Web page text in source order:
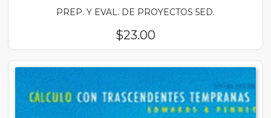
PREP. Y EVAL. DE PROYECTOS 5ED.
$23.00